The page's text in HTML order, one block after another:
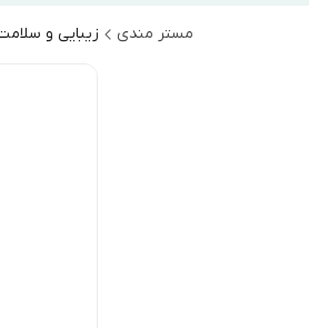
مستر مندی زیبایی و